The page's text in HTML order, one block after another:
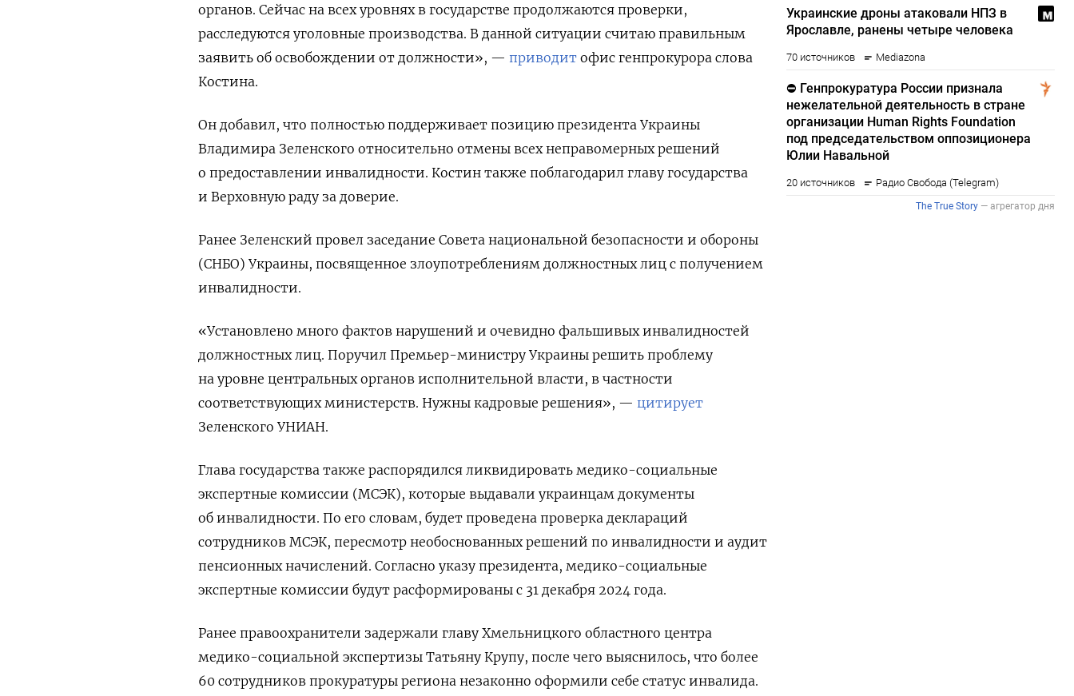
органов. Сейчас на всех уровнях в государстве продолжаются проверки,
расследуются уголовные производства. В данной ситуации считаю правильным
заявить об освобождении от должности», — приводит офис генпрокурора слова
Костина.
Он добавил, что полностью поддерживает позицию президента Украины
Владимира Зеленского относительно отмены всех неправомерных решений
о предоставлении инвалидности. Костин также поблагодарил главу государства
и Верховную раду за доверие.
Ранее Зеленский провел заседание Совета национальной безопасности и обороны
(СНБО) Украины, посвященное злоупотреблениям должностных лиц с получением
инвалидности.
«Установлено много фактов нарушений и очевидно фальшивых инвалидностей
должностных лиц. Поручил Премьер-министру Украины решить проблему
на уровне центральных органов исполнительной власти, в частности
соответствующих министерств. Нужны кадровые решения», — цитирует
Зеленского УНИАН.
Глава государства также распорядился ликвидировать медико-социальные
экспертные комиссии (МСЭК), которые выдавали украинцам документы
об инвалидности. По его словам, будет проведена проверка деклараций
сотрудников МСЭК, пересмотр необоснованных решений по инвалидности и аудит
пенсионных начислений. Согласно указу президента, медико-социальные
экспертные комиссии будут расформированы с 31 декабря 2024 года.
Ранее правоохранители задержали главу Хмельницкого областного центра
медико-социальной экспертизы Татьяну Крупу, после чего выяснилось, что более
60 сотрудников прокуратуры региона незаконно оформили себе статус инвалида.